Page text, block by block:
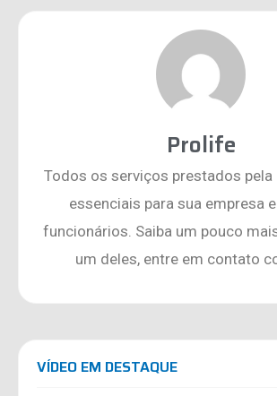
Prolife
Todos os serviços prestados pela
essenciais para sua empresa
funcionários. Saiba um pouco
um deles, entre em contato
VÍDEO EM DESTAQUE